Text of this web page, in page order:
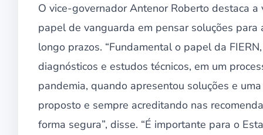
O vice-governador Antenor Roberto destaca
papel de vanguarda em pensar soluções
longo prazos. “Fundamental o papel da
diagnósticos e estudos técnicos, em um
pandemia, quando apresentou soluções e
proposto e sempre acreditando nas
forma segura”, disse. “É importante para o